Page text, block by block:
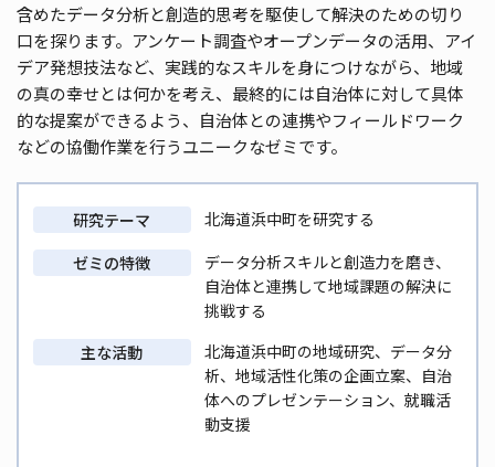
含めたデータ分析と創造的思考を駆使して解決のための切り
口を探ります。アンケート調査やオープンデータの活用、アイ
デア発想技法など、実践的なスキルを身につけながら、地域
の真の幸せとは何かを考え、最終的には自治体に対して具体
的な提案ができるよう、自治体との連携やフィールドワーク
などの協働作業を行うユニークなゼミです。
研究テーマ
北海道浜中町を研究する
ゼミの特徴
データ分析スキルと創造力を磨き、
自治体と連携して地域課題の解決に
挑戦する
主な活動
北海道浜中町の地域研究、データ分
析、地域活性化策の企画立案、自治
体へのプレゼンテーション、就職活
動支援